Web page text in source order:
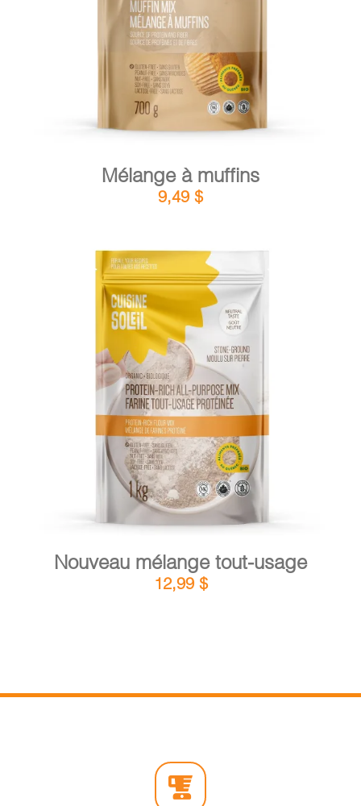
AJOUTER AU PANIER
Mélange à muffins
9,49 $
AJOUTER AU PANIER / DÉTAILS
Nouveau mélange tout-usage
12,99 $